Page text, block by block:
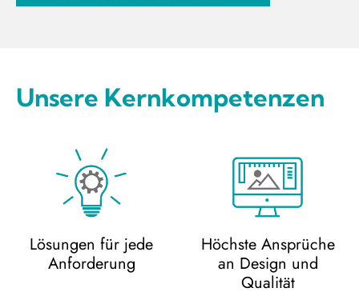
Unsere Kernkompetenzen
Lösungen für jede
Anforderung
Höchste Ansprüche
an Design und
Qualität